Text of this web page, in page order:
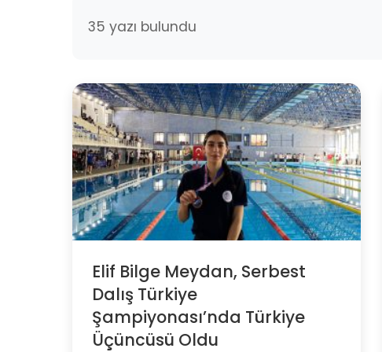
35 yazı bulundu
Elif Bilge Meydan, Serbest
Dalış Türkiye
Şampiyonası’nda Türkiye
Üçüncüsü Oldu